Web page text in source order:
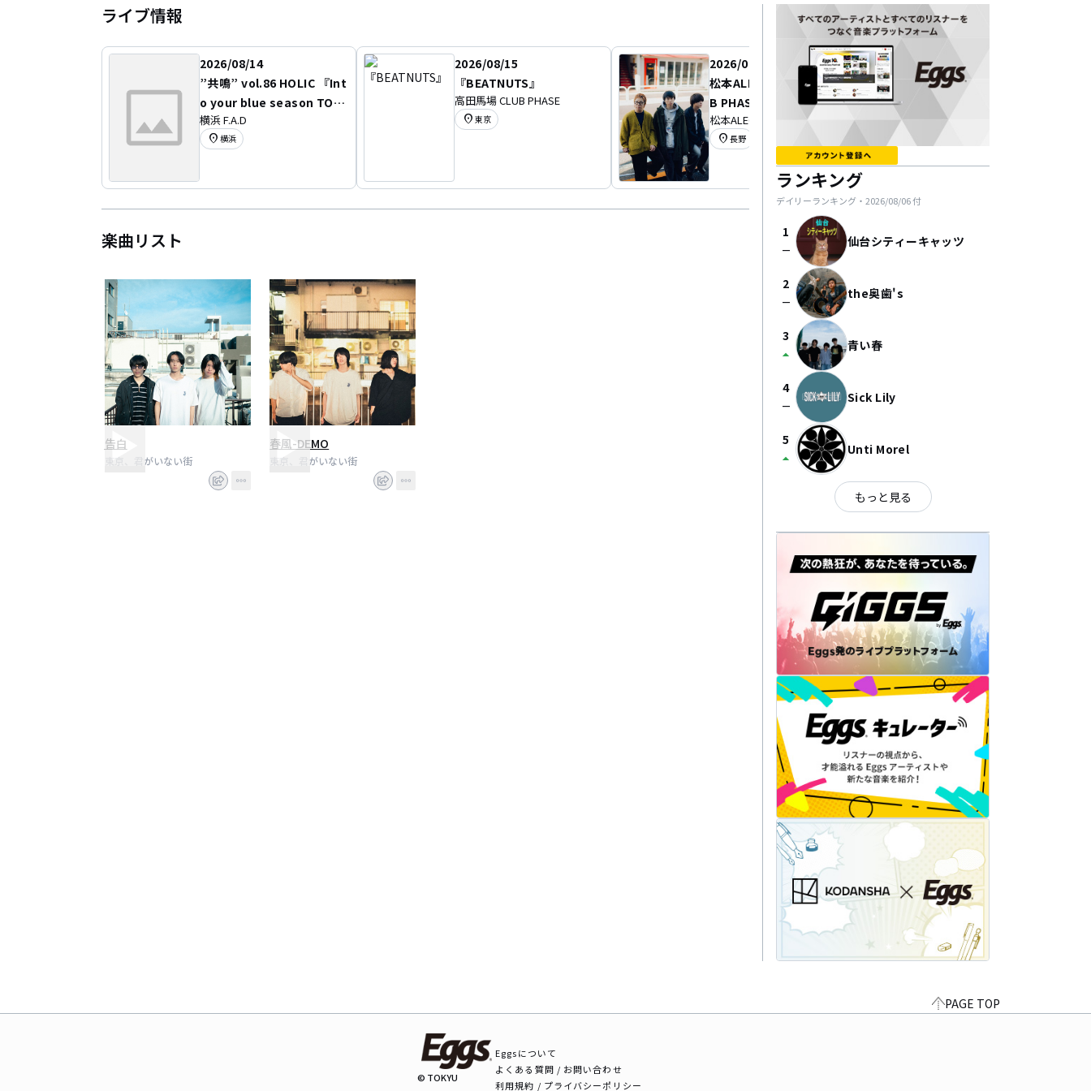
ライブ情報
2026/08/14
”共鳴” vol.86 HOLIC 『Int
o your blue season TOU
R』
横浜 F.A.D
location_on 横浜
2026/08/15
『BEATNUTS』
高田馬場 CLUB PHASE
location_on 東京
2026/08/21
松本ALECX×高田馬場 CLU
B PHASE pre.Route254
松本ALECX
location_on 長野
2026/08/25
『BEATNUTS』 -
楽曲リスト
告白
東京、君がいない街
春風-DEMO
東京、君がいない街
ランキング
デイリーランキング・ 2026/08/06付
1
check_indeterminate_small 仙台シティーキャッツ
2
check_indeterminate_small the奥歯's
3
arrow_drop_up 青い春
4
check_indeterminate_small Sick Lily
5
arrow_drop_up Unti Morel
もっと見る
PAGE TOP
© TOKYU
Eggsについて
よくある質問 / お問い合わせ
利用規約 / プライバシーポリシー